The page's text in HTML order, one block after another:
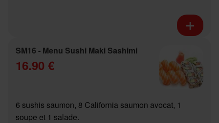
SM16 - Menu Sushi Maki Sashimi
16.90 €
6 sushis saumon, 8 California saumon avocat, 1
soupe et 1 salade.